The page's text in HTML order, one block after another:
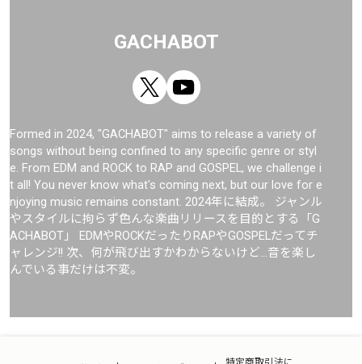
GACHABOT
Formed in 2024, "GACHABOT" aims to release a variety of
songs without being confined to any specific genre or styl
e. From EDM and ROCK to RAP and GOSPEL, we challenge i
t all! You never know what's coming next, but our love for e
njoying music remains constant. 2024年に結成。 ジャンル
やスタイルに拘らず色んな楽曲リリースを目的とする「G
ACHABOT」 EDMやROCKだったりRAPやGOSPELだってチ
ャレンジ!! 次、何が飛び出すかわからないけど…音を楽し
んでいる事だけは不変。